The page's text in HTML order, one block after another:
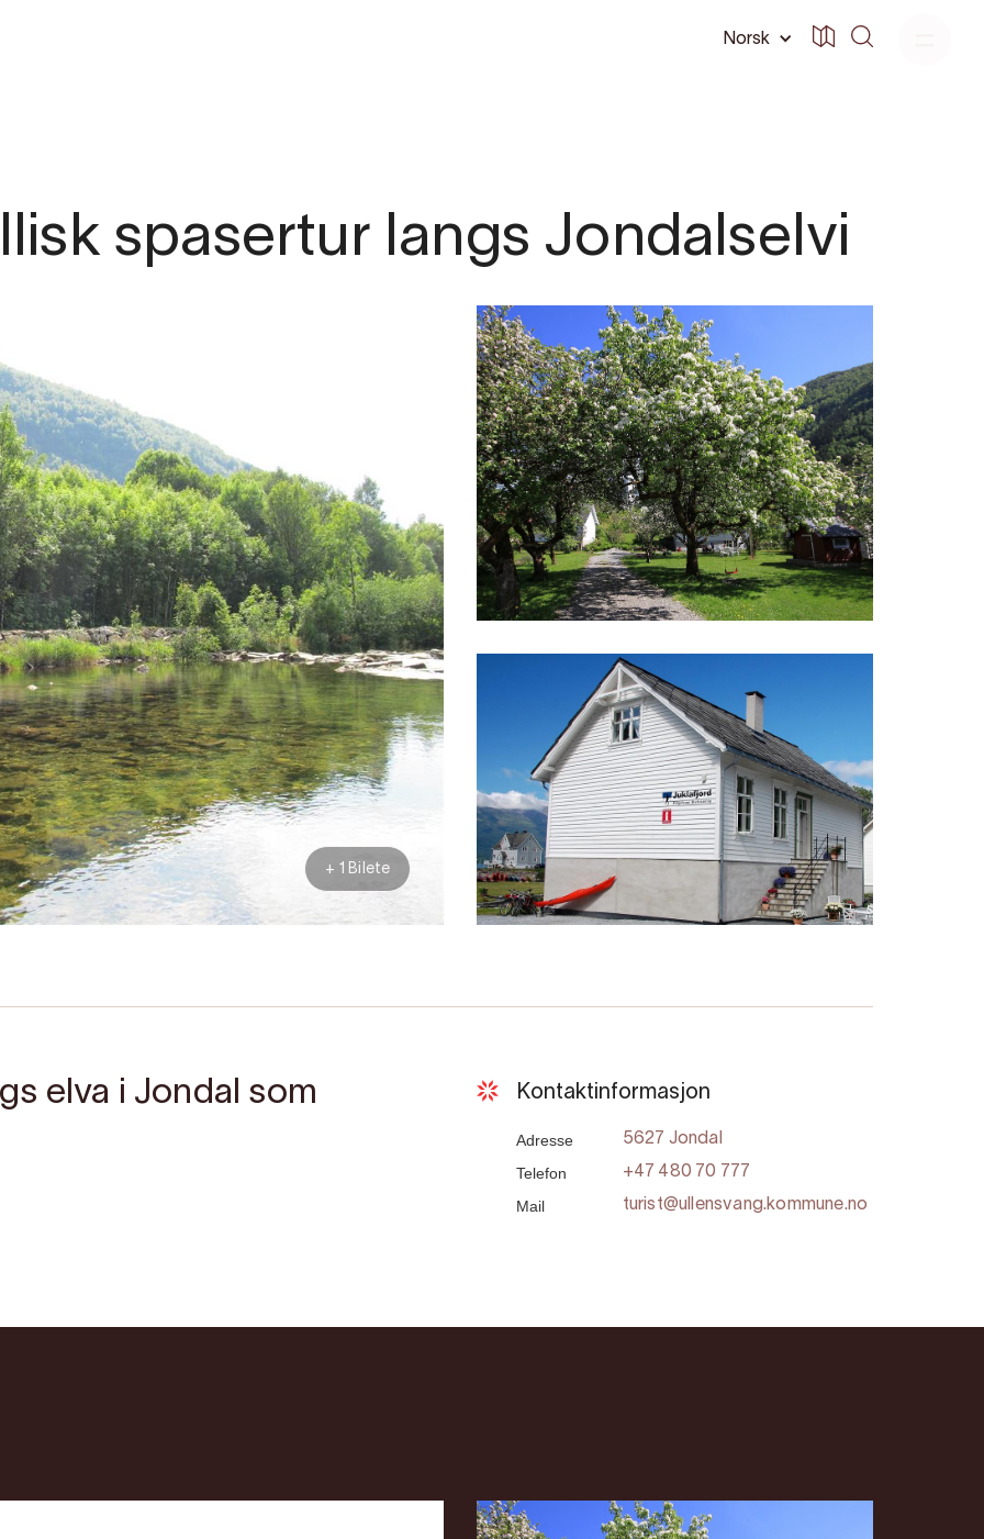
Norsk
spasertur langs Jondalselvi
+ 1 Bilete
elva i Jondal som Kontaktinformasjon
Adresse 5627 Jondal
Telefon +47 480 70 777
Mail turist@ullensvang.kommune.no